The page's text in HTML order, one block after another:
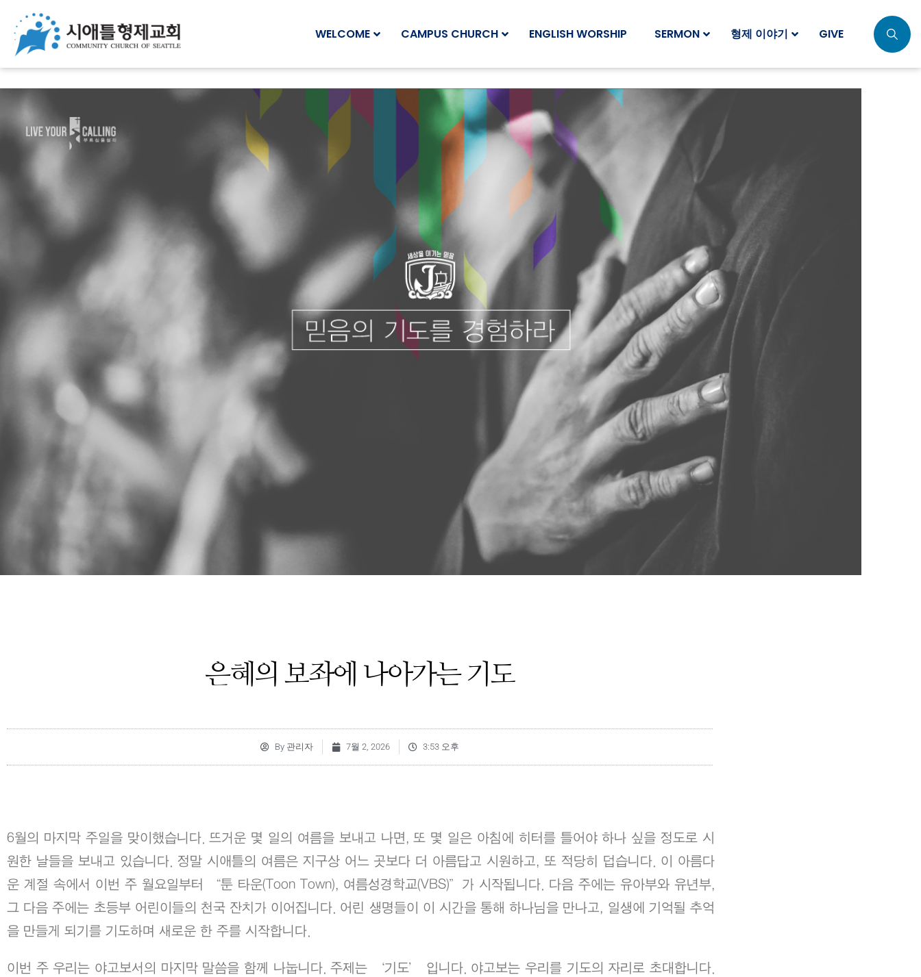
WELCOME CAMPUS CHURCH ENGLISH WORSHIP SERMON 형제 이야기 GIVE
은혜의 보좌에 나아가는 기도
By 관리자 7월 2, 2026 3:53 오후
6월의 마지막 주일을 맞이했습니다. 뜨거운 몇 일의 여름을 보내고 나면, 또 몇 일은 아침에 히터를 틀어야 하나 싶을 정도로 시
원한 날들을 보내고 있습니다. 정말 시애틀의 여름은 지구상 어느 곳보다 더 아름답고 시원하고, 또 적당히 덥습니다. 이 아름다
운 계절 속에서 이번 주 월요일부터 “툰 타운(Toon Town), 여름성경학교(VBS)”가 시작됩니다. 다음 주에는 유아부와 유년부,
그 다음 주에는 초등부 어린이들의 천국 잔치가 이어집니다. 어린 생명들이 이 시간을 통해 하나님을 만나고, 일생에 기억될 추억
을 만들게 되기를 기도하며 새로운 한 주를 시작합니다.
이번 주 우리는 야고보서의 마지막 말씀을 함께 나눕니다. 주제는 ‘기도’ 입니다. 야고보는 우리를 기도의 자리로 초대합니다.